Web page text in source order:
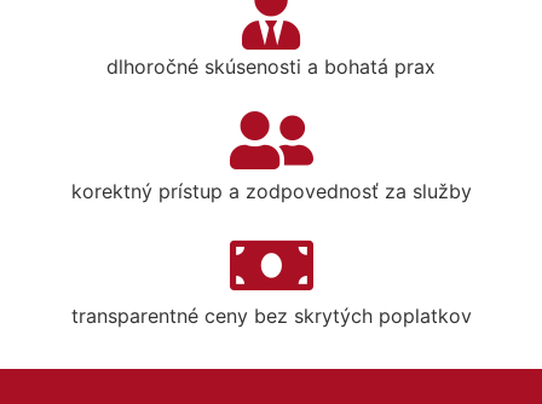
dlhoročné skúsenosti a bohatá prax
korektný prístup a zodpovednosť za služby
transparentné ceny bez skrytých poplatkov